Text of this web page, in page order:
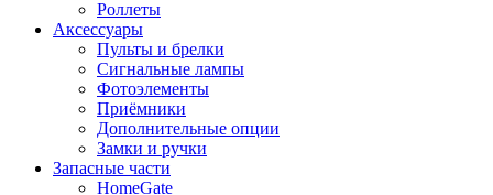
Роллеты
Аксессуары
Пульты и брелки
Сигнальные лампы
Фотоэлементы
Приёмники
Дополнительные опции
Замки и ручки
Запасные части
HomeGate